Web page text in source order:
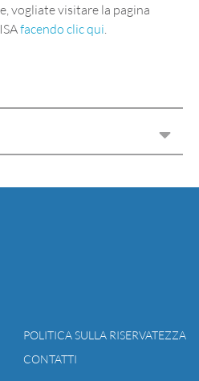
vogliate visitare la pagina
facendo clic qui
POLITICA SULLA RISERVATEZZA
CONTATTI